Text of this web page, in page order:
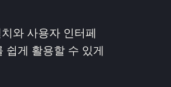
와 사용자 인터페
쉽게 활용할 수 있게